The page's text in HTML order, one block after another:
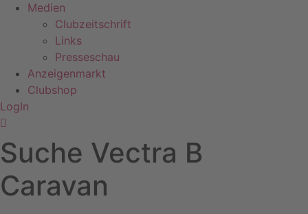
Medien
Clubzeitschrift
Links
Presseschau
Anzeigenmarkt
Clubshop
LogIn
Suche Vectra B
Caravan